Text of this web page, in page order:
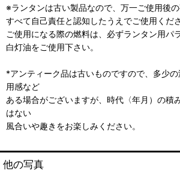
※ランタンは古い製品なので、万一ご使用後の
すべて自己責任と認知したうえでご使用くださ
ご使用になる際の燃料は、必ずランタン用パ
白灯油をご使用下さい。
*アンティーク品は古いものですので、多少
用感など
ある場合がございますが、時代〈年月）の積
はない
風合いや趣きをお楽しみください。
他の写真